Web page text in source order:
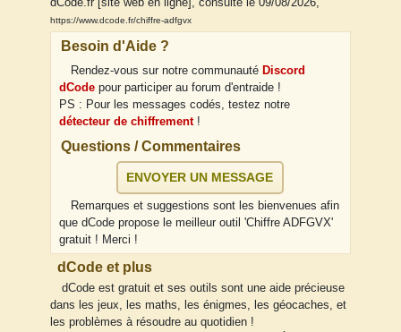
https://www.dcode.fr/chiffre-adfgvx
Besoin d'Aide ?
Rendez-vous sur notre communauté Discord
dCode pour participer au forum d'entraide !
PS : Pour les messages codés, testez notre
détecteur de chiffrement!
Questions / Commentaires
ENVOYER UN MESSAGE
Remarques et suggestions sont les bienvenues afin
que dCode propose le meilleur outil 'Chiffre ADFGVX'
gratuit ! Merci !
dCode et plus
dCode est gratuit et ses outils sont une aide précieuse
dans les jeux, les maths, les énigmes, les géocaches, et
les problèmes à résoudre au quotidien !